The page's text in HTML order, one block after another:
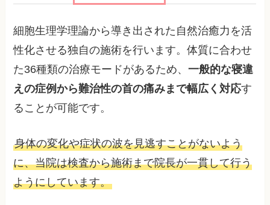
細胞生理学理論から導き出された自然治癒力を活
性化させる独自の施術を行います。体質に合わせ
た36種類の治療モードがあるため、一般的な寝違
えの症例から難治性の首の痛みまで幅広く対応す
ることが可能です。
身体の変化や症状の波を見逃すことがないよう
に、当院は検査から施術まで院長が一貫して行う
ようにしています。